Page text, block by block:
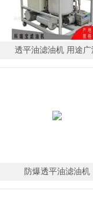
透平油滤油机 用途广
防爆透平油滤油机